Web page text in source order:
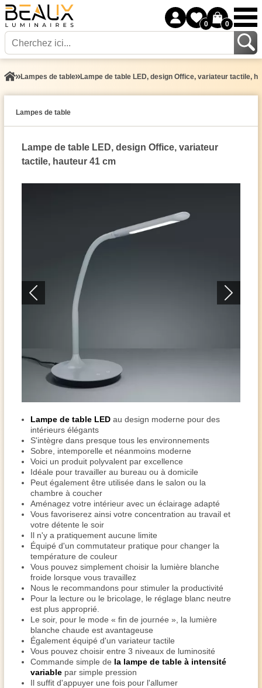
0 0
Lampes de table Lampe de table LED, design Office, variateur tactile,
Lampes de table
Lampe de table LED, design Office, variateur
tactile, hauteur 41 cm
Lampe de table LED au design moderne pour des
intérieurs élégants
S'intègre dans presque tous les environnements
Sobre, intemporelle et néanmoins moderne
Voici un produit polyvalent par excellence
Idéale pour travailler au bureau ou à domicile
Peut également être utilisée dans le salon ou la
chambre à coucher
Aménagez votre intérieur avec un éclairage adapté
Vous favoriserez ainsi votre concentration au travail et
votre détente le soir
Il n'y a pratiquement aucune limite
Équipé d'un commutateur pratique pour changer la
température de couleur
Vous pouvez simplement choisir la lumière blanche
froide lorsque vous travaillez
Nous le recommandons pour stimuler la productivité
Pour la lecture ou le bricolage, le réglage blanc neutre
est plus approprié.
Le soir, pour le mode « fin de journée », la lumière
blanche chaude est avantageuse
Également équipé d'un variateur tactile
Vous pouvez choisir entre 3 niveaux de luminosité
Commande simple de la lampe de table à intensité
variable par simple pression
Il suffit d'appuyer une fois pour l'allumer